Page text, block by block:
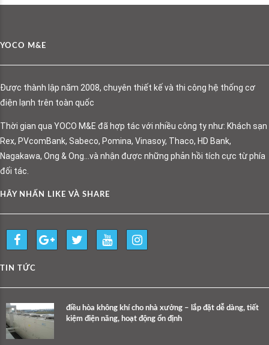
YOCO M&E
Được thành lập năm 2008, chuyên thiết kế và thi công hệ thống cơ
điện lạnh trên toàn quốc
Thời gian qua YOCO M&E đã hợp tác với nhiều công ty như: Khách sạn
Rex, PVcomBank, Sabeco, Pomina, Vinasoy, Thaco, HD Bank,
Nagakawa, Ong & Ong…và nhận được những phản hồi tích cực từ phía
đối tác.
HÃY NHẤN LIKE VÀ SHARE
TIN TỨC
điều hòa không khí cho nhà xưởng – lắp đặt dễ dàng, tiết
kiệm điện năng, hoạt động ổn định